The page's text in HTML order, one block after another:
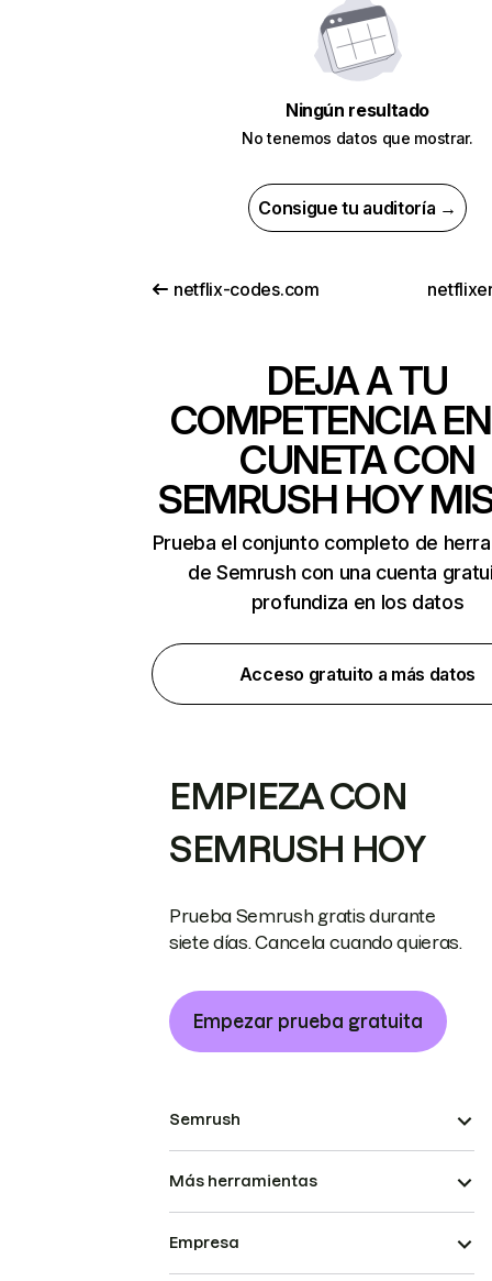
Ningún resultado
No tenemos datos que mostrar.
Consigue tu auditoría →
netflix-codes.com
DEJA A TU
COMPETENCIA
CUNETA CON
SEMRUSH HOY
Prueba el conjunto completo de
de Semrush con una cuenta
profundiza en los datos
Acceso gratuito a más datos
EMPIEZA CON
SEMRUSH HOY
Prueba Semrush gratis durante
siete días. Cancela cuando quieras.
Empezar prueba gratuita
Semrush
Más herramientas
Empresa